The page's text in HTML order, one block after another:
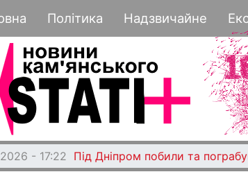
навигация
Політика Надзвичайне
- 17:22 Під Дніпром побили та